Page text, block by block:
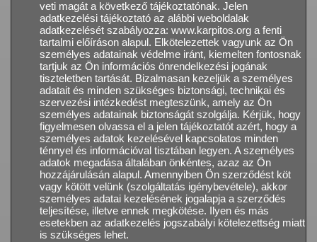
veti magát a következő tájékoztatónak. Jelen
adatkezelési tájékoztató az alábbi weboldalak
adatkezelését szabályozza: www.karpitos.org a fenti
tartalmi előíráson alapul. Elkötelezettek vagyunk az Ön
személyes adatainak védelme iránt, kiemelten fontosnak
tartjuk az Ön információs önrendelkezési jogának
tiszteletben tartását. Bizalmasan kezeljük a személyes
adatait és minden szükséges biztonsági, technikai és
szervezési intézkedést megteszünk, amely az Ön
személyes adatainak biztonságát szolgálja. Kérjük, hogy
figyelmesen olvassa el a jelen tájékoztatót azért, hogy a
személyes adatok kezelésével kapcsolatos minden
ténnyel és információval tisztában legyen. A személyes
adatok megadása általában önkéntes, azaz az Ön
hozzájárulásán alapul. Amennyiben Ön szerződést köt
vagy kötött velünk (szolgáltatás igénybevétele), akkor
személyes adatai kezelésének jogalapja a szerződés
teljesítése, illetve ennek megkötése. Ilyen és más
esetekben az adatkezelés jogszabályi kötelezettség miatt
is szükséges lehet.